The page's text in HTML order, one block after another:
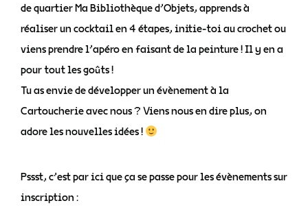
de quartier Ma Bibliothèque d’Objets, apprends à
réaliser un cocktail en 4 étapes, initie-toi au crochet ou
viens prendre l’apéro en faisant de la peinture ! Il y en a
pour tout les goûts !
Tu as envie de développer un évènement à la
Cartoucherie avec nous ? Viens nous en dire plus, on
adore les nouvelles idées !
Pssst, c’est par ici que ça se passe pour les évènements sur
inscription :